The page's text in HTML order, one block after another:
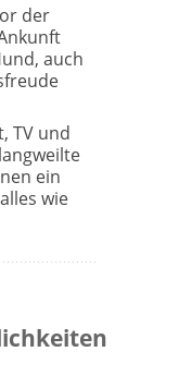
der
auch
TV und
ein
wie